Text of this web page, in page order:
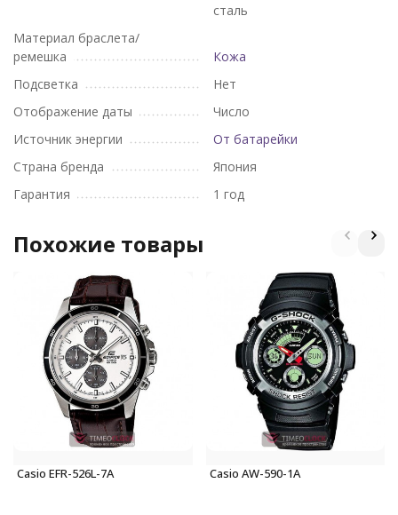
сталь
Материал браслета/
ремешка
Кожа
Подсветка
Нет
Отображение даты
Число
Источник энергии
От батарейки
Страна бренда
Япония
Гарантия
1 год
Похожие товары
Casio EFR-526L-7A Casio AW-590-1A